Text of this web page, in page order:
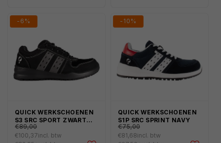
-6%
QUICK WERKSCHOENEN
S3 SRC SPORT ZWART
LAAG
Normale
prijs
€107,69
€89,00
Aanbiedingsprijs
€100,37incl. btw
-10%
QUICK WERKSCHOENEN
S1P SRC SPRINT NAVY
Normale
prijs
€90,75
€75,00
Aanbiedingsprijs
€81,68incl. btw